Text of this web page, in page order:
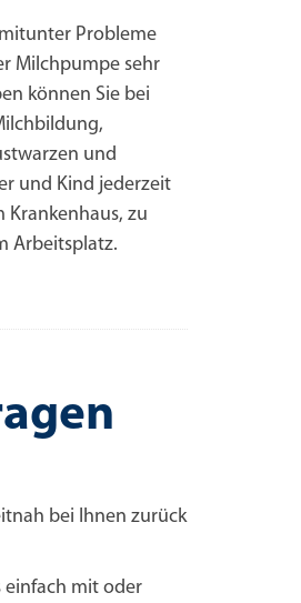
Probleme
Milchpumpe sehr
können Sie bei
und
und Kind jederzeit
Krankenhaus, zu
Arbeitsplatz.
bei Ihnen zurück
einfach mit oder